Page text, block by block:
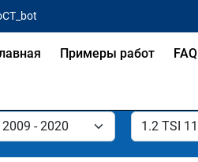
Примеры работ FAQ